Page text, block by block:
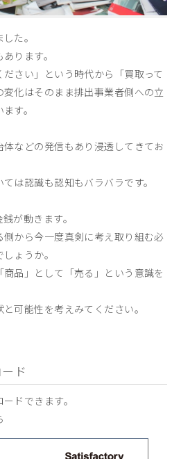
た。
ります。
さい」という時代から「買取って
化はそのまま排出事業者側への立
す。
などの発信もあり浸透してきてお
は認識も認知もバラバラです。
が動きます。
から今一度真剣に考え取り組む必
ょうか。
品」として「売る」という意識を
可能性を考えみてください。
ド
ドできます。